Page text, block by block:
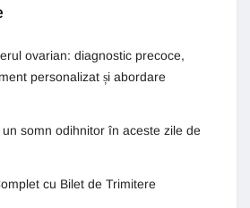
ovarian: diagnostic precoce,
personalizat și abordare
somn odihnitor în aceste zile de
cu Bilet de Trimitere